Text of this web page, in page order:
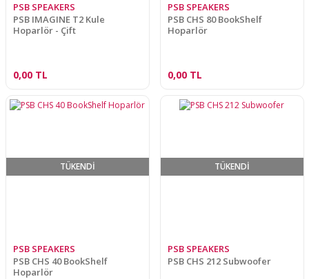
PSB SPEAKERS
PSB IMAGINE T2 Kule
Hoparlör - Çift
0,00 TL
PSB SPEAKERS
PSB CHS 80 BookShelf
Hoparlör
0,00 TL
TÜKENDİ
PSB SPEAKERS
PSB CHS 40 BookShelf
Hoparlör
TÜKENDİ
PSB SPEAKERS
PSB CHS 212 Subwoofer